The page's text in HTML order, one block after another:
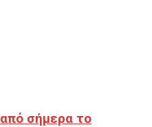
σήμερα το